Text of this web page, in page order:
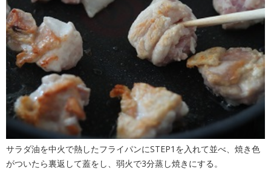
サラダ油を中火で熱したフライパンにSTEP1を入れて並べ、焼き色
がついたら裏返して蓋をし、弱火で3分蒸し焼きにする。